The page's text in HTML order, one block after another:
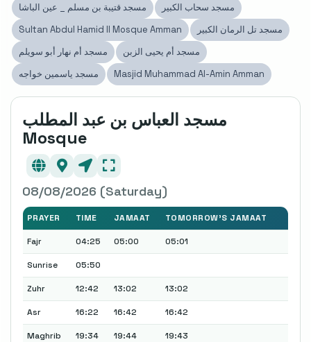
مسجد قتيبة بن مسلم _ عين الباشا
مسجد سحاب الكبير
Sultan Abdul Hamid II Mosque Amman
مسجد تل الرمان الكبير
مسجد أم نهار أبو سويلم
مسجد أم يحيى الزبن
مسجد ياسمين خواجه
Masjid Muhammad Al-Amin Amman
مسجد العباس بن عبد المطلب
Mosque
08/08/2026 (Saturday)
PRAYER TIME JAMAAT TOMORROW'S JAMAAT
Fajr 04:25 05:00 05:01
Sunrise 05:50
Zuhr 12:42 13:02 13:02
Asr 16:22 16:42 16:42
Maghrib 19:34 19:44 19:43